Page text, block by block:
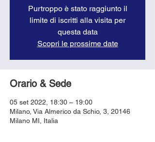
Purtroppo è stato raggiunto il
limite di iscritti alla visita per
questa data
Scopri le prossime date
Orario & Sede
05 set 2022, 18:30 – 19:00
Milano, Via Almerico da Schio, 3, 20146
Milano MI, Italia